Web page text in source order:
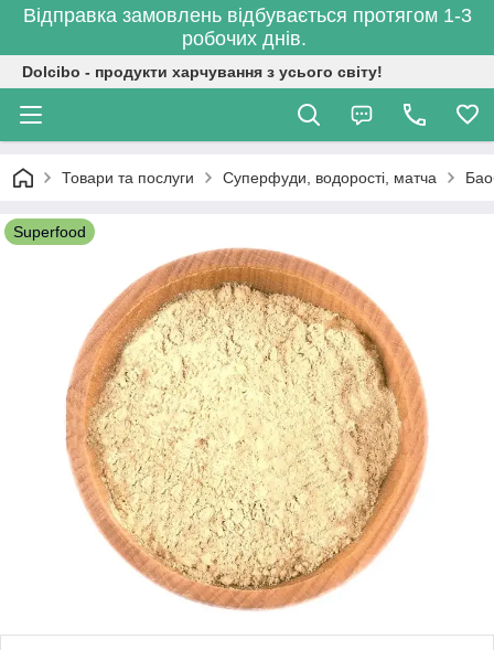
Відправка замовлень відбувається протягом 1-3
робочих днів.
Dolcibo - продукти харчування з усього світу!
Товари та послуги Суперфуди, водорості, матча
Superfood